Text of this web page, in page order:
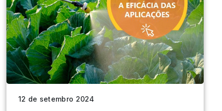
12 de setembro 2024